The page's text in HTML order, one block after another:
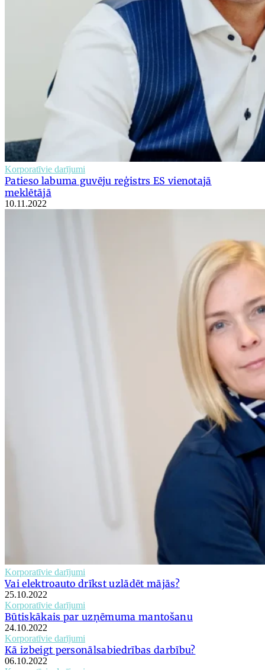
Korporatīvie darījumi
Patieso labuma guvēju reģistrs ES vienotajā
meklētājā
10.11.2022
Korporatīvie darījumi
Vai elektroauto drīkst uzlādēt mājās?
25.10.2022
Korporatīvie darījumi
Būtiskākais par uzņēmuma mantošanu
24.10.2022
Korporatīvie darījumi
Kā izbeigt personālsabiedrības darbību?
06.10.2022